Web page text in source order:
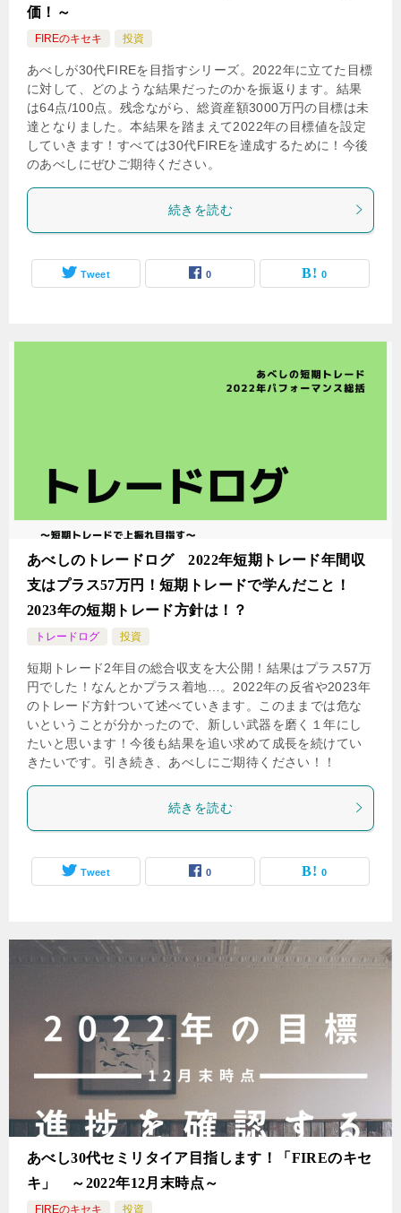
価！～
FIREのキセキ 投資
あべしが30代FIREを目指すシリーズ。2022年に立てた目標
に対して、どのような結果だったのかを振返ります。結果
は64点/100点。残念ながら、総資産額3000万円の目標は未
達となりました。本結果を踏まえて2022年の目標値を設定
していきます！すべては30代FIREを達成するために！今後
のあべしにぜひご期待ください。
続きを読む
Tweet 0 0
あべしのトレードログ 2022年短期トレード年間収
支はプラス57万円！短期トレードで学んだこと！
2023年の短期トレード方針は！？
トレードログ 投資
短期トレード2年目の総合収支を大公開！結果はプラス57万
円でした！なんとかプラス着地…。2022年の反省や2023年
のトレード方針ついて述べていきます。このままでは危な
いということが分かったので、新しい武器を磨く１年にし
たいと思います！今後も結果を追い求めて成長を続けてい
きたいです。引き続き、あべしにご期待ください！！
続きを読む
Tweet 0 0
あべし30代セミリタイア目指します！「FIREのキセ
キ」 ～2022年12月末時点～
FIREのキセキ 投資